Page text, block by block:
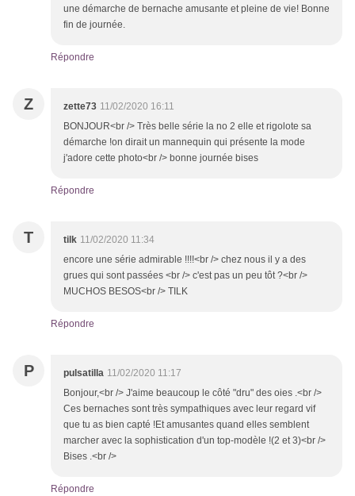
une démarche de bernache amusante et pleine de vie! Bonne
fin de journée.
Répondre
Z zette73 11/02/2020 16:11
BONJOUR<br /> Très belle série la no 2 elle et rigolote sa
démarche !on dirait un mannequin qui présente la mode
j'adore cette photo<br /> bonne journée bises
Répondre
T tilk 11/02/2020 11:34
encore une série admirable !!!!<br /> chez nous il y a des
grues qui sont passées <br /> c'est pas un peu tôt ?<br />
MUCHOS BESOS<br /> TILK
Répondre
P pulsatilla 11/02/2020 11:17
Bonjour,<br /> J'aime beaucoup le côté "dru" des oies .<br />
Ces bernaches sont très sympathiques avec leur regard vif
que tu as bien capté !Et amusantes quand elles semblent
marcher avec la sophistication d'un top-modèle !(2 et 3)<br />
Bises .<br />
Répondre